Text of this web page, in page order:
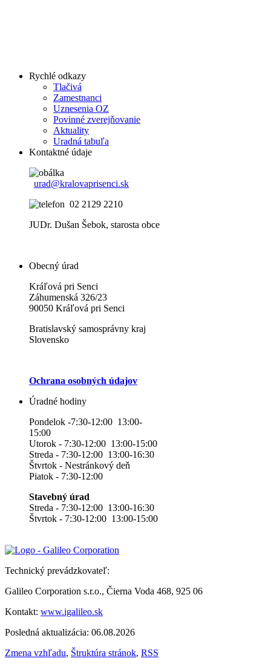
Rychlé odkazy
Tlačivá
Zamestnanci
Uznesenia OZ
Povinné zverejňovanie
Aktuality
Uradná tabuľa
Kontaktné údaje
urad@kralovaprisenci.sk
02 2129 2210
JUDr. Dušan Šebok, starosta obce
Obecný úrad
Kráľová pri Senci
Záhumenská 326/23
90050 Kráľová pri Senci
Bratislavský samosprávny kraj
Slovensko
Ochrana osobných údajov
Úradné hodiny
Pondelok -7:30-12:00 13:00-
15:00
Utorok - 7:30-12:00 13:00-15:00
Streda - 7:30-12:00 13:00-16:30
Štvrtok - Nestránkový deň
Piatok - 7:30-12:00
Stavebný úrad
Streda - 7:30-12:00 13:00-16:30
Štvrtok - 7:30-12:00 13:00-15:00
Technický prevádzkovateľ:
Galileo Corporation s.r.o., Čierna Voda 468, 925 06
Kontakt: www.igalileo.sk
Posledná aktualizácia: 06.08.2026
Zmena vzhľadu, Štruktúra stránok, RSS